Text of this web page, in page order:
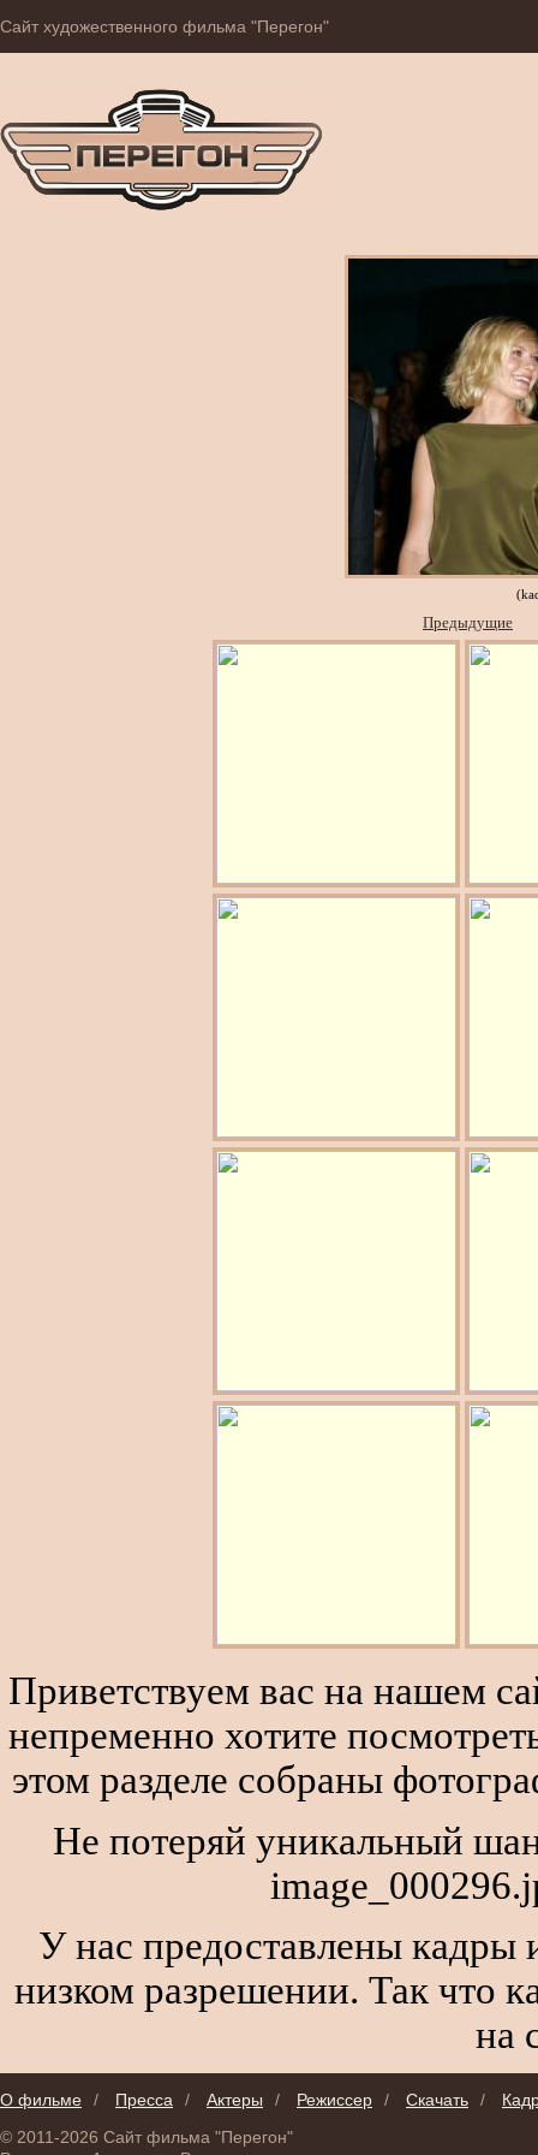
Сайт художественного фильма "Перегон"
Предыдущие
Приветствуем вас на нашем
непременно хотите
этом разделе собраны
Не потеряй уникальный
У нас предоставлены кадры
низком разрешении. Так что
на
О фильме / Пресса / Актеры / Режиссер / Скачать /
© 2011-2026 Сайт фильма "Перегон"